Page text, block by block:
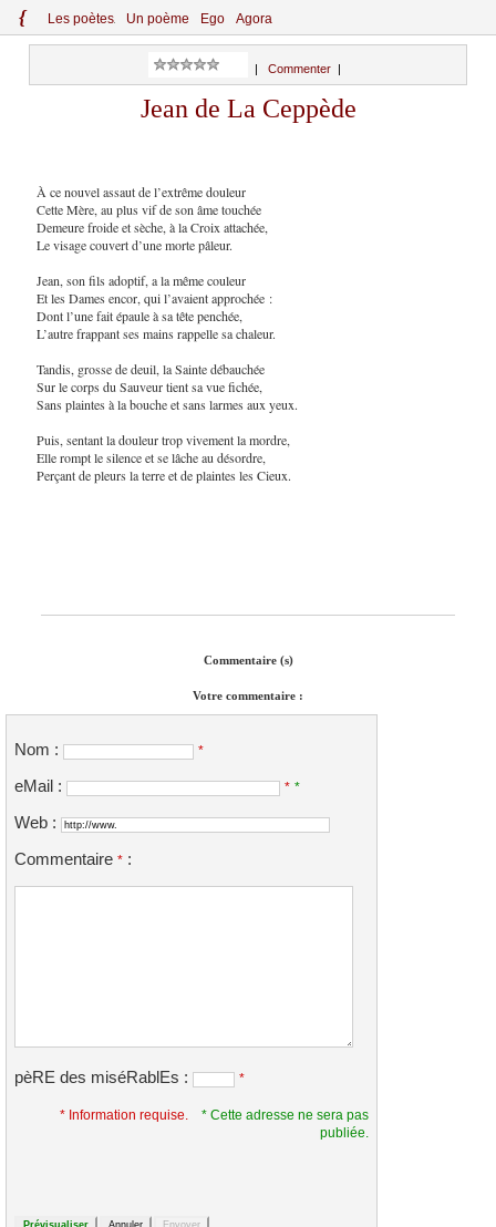
{ Les poètes Un poème Ego Agora
Commenter
Jean de La Ceppède
À ce nouvel assaut de l’extrême douleur
Cette Mère, au plus vif de son âme touchée
Demeure froide et sèche, à la Croix attachée,
Le visage couvert d’une morte pâleur.
Jean, son fils adoptif, a la même couleur
Et les Dames encor, qui l’avaient approchée :
Dont l’une fait épaule à sa tête penchée,
L’autre frappant ses mains rappelle sa chaleur.
Tandis, grosse de deuil, la Sainte débauchée
Sur le corps du Sauveur tient sa vue fichée,
Sans plaintes à la bouche et sans larmes aux yeux.
Puis, sentant la douleur trop vivement la mordre,
Elle rompt le silence et se lâche au désordre,
Perçant de pleurs la terre et de plaintes les Cieux.
Commentaire (s)
Votre commentaire :
Nom : *
eMail : * *
Web :
Commentaire * :
pèRE des miséRablEs : *
* Information requise.
* Cette adresse ne sera pas
publiée.